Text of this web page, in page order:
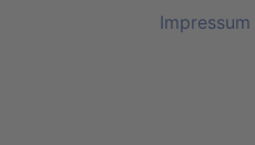
Impressum